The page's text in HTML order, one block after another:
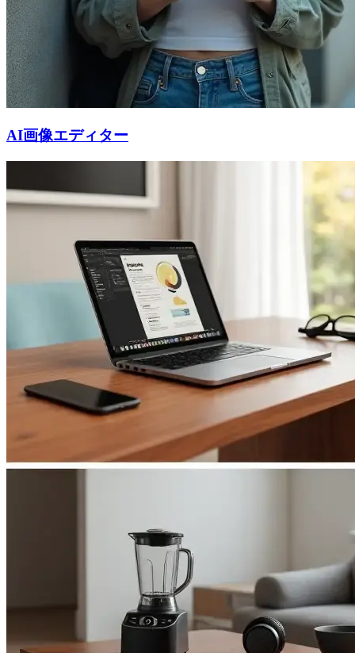
AI画像エディター